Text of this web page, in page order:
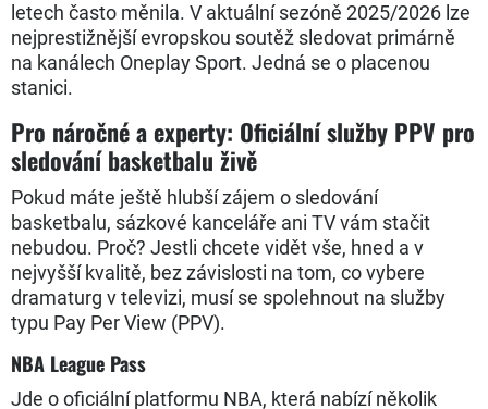
letech často měnila. V aktuální sezóně 2025/2026 lze
nejprestižnější evropskou soutěž sledovat primárně
na kanálech Oneplay Sport. Jedná se o placenou
stanici.
Pro náročné a experty: Oficiální služby PPV pro
sledování basketbalu živě
Pokud máte ještě hlubší zájem o sledování
basketbalu, sázkové kanceláře ani TV vám stačit
nebudou. Proč? Jestli chcete vidět vše, hned a v
nejvyšší kvalitě, bez závislosti na tom, co vybere
dramaturg v televizi, musí se spolehnout na služby
typu Pay Per View (PPV).
NBA League Pass
Jde o oficiální platformu NBA, která nabízí několik